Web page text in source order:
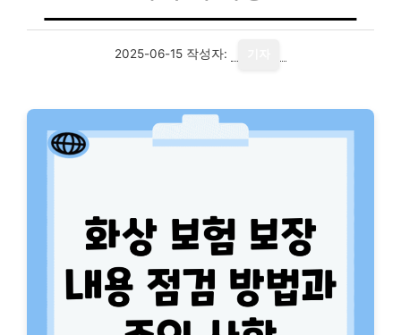
2025-06-15 작성자: